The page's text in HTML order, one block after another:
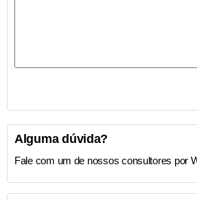
Alguma dúvida?
Fale com um de nossos consultores por